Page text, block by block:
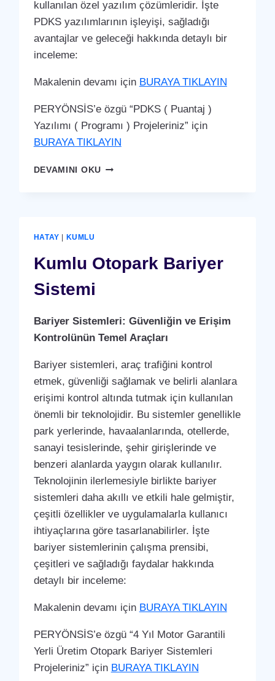
kullanılan özel yazılım çözümleridir. İşte
PDKS yazılımlarının işleyişi, sağladığı
avantajlar ve geleceği hakkında detaylı bir
inceleme:
Makalenin devamı için BURAYA TIKLAYIN
PERYÖNSİS’e özgü “PDKS ( Puantaj )
Yazılımı ( Programı ) Projeleriniz” için
BURAYA TIKLAYIN
DEVAMINI OKUKUMLU
YAZILIMI
(PROGRAMI)
HATAY KUMLU
Kumlu Otopark Bariyer
Sistemi
Bariyer Sistemleri: Güvenliğin ve Erişim
Kontrolünün Temel Araçları
Bariyer sistemleri, araç trafiğini kontrol
etmek, güvenliği sağlamak ve belirli alanlara
erişimi kontrol altında tutmak için kullanılan
önemli bir teknolojidir. Bu sistemler genellikle
park yerlerinde, havaalanlarında, otellerde,
sanayi tesislerinde, şehir girişlerinde ve
benzeri alanlarda yaygın olarak kullanılır.
Teknolojinin ilerlemesiyle birlikte bariyer
sistemleri daha akıllı ve etkili hale gelmiştir,
çeşitli özellikler ve uygulamalarla kullanıcı
ihtiyaçlarına göre tasarlanabilirler. İşte
bariyer sistemlerinin çalışma prensibi,
çeşitleri ve sağladığı faydalar hakkında
detaylı bir inceleme:
Makalenin devamı için BURAYA TIKLAYIN
PERYÖNSİS’e özgü “4 Yıl Motor Garantili
Yerli Üretim Otopark Bariyer Sistemleri
Projeleriniz” için BURAYA TIKLAYIN